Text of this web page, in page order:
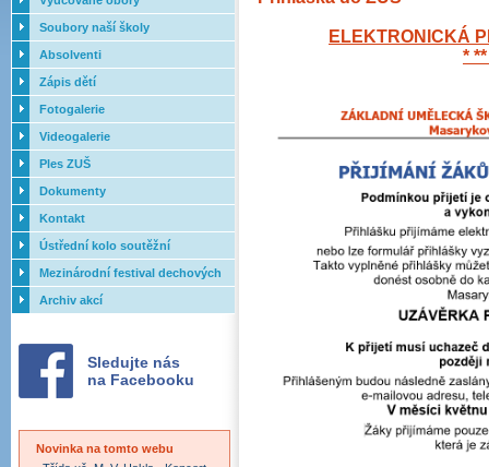
ELEKTRONICKÁ
*
Soubory naší školy
Absolventi
Zápis dětí
Fotogalerie
Videogalerie
Ples ZUŠ
Dokumenty
Kontakt
Ústřední kolo soutěžní
přehlídky dechových orchestrů
ZUŠ - 2017
Mezinárodní festival dechových
orchestrů - Letovice
Archiv akcí
Sledujte nás
na Facebooku
Novinka na tomto webu